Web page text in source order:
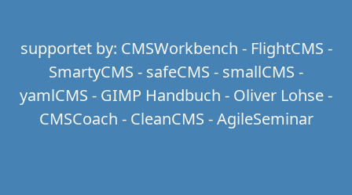
supportet by: CMSWorkbench - FlightCMS -
SmartyCMS - safeCMS - smallCMS -
yamlCMS - GIMP Handbuch - Oliver Lohse-
CMSCoach - CleanCMS -AgileSeminar